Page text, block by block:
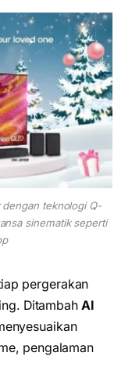
dengan teknologi Q-
sinematik seperti
pergerakan
DitambahAI
pengalaman